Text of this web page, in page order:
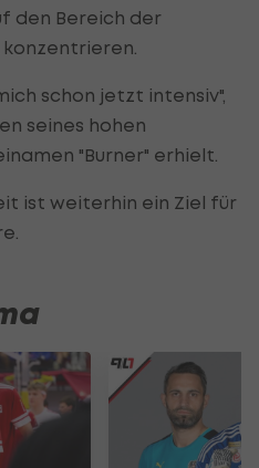
den Bereich der
schon jetzt intensiv",
seines hohen
"Burner" erhielt.
ist weiterhin ein Ziel für